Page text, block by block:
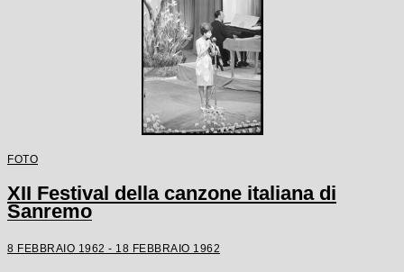
FOTO
XII Festival della canzone italiana di
Sanremo
8 FEBBRAIO 1962 - 18 FEBBRAIO 1962